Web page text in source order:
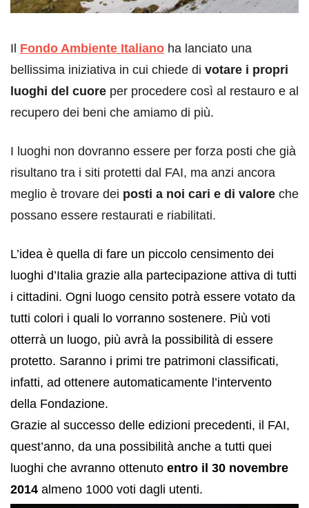
Il Fondo Ambiente Italiano ha lanciato una
bellissima iniziativa in cui chiede di votare i propri
luoghi del cuore per procedere così al restauro e al
recupero dei beni che amiamo di più.
I luoghi non dovranno essere per forza posti che già
risultano tra i siti protetti dal FAI, ma anzi ancora
meglio è trovare dei posti a noi cari e di valore che
possano essere restaurati e riabilitati.
L’idea è quella di fare un piccolo censimento dei
luoghi d’Italia grazie alla partecipazione attiva di tutti
i cittadini. Ogni luogo censito potrà essere votato da
tutti colori i quali lo vorranno sostenere. Più voti
otterrà un luogo, più avrà la possibilità di essere
protetto. Saranno i primi tre patrimoni classificati,
infatti, ad ottenere automaticamente l’intervento
della Fondazione.
Grazie al successo delle edizioni precedenti, il FAI,
quest’anno, da una possibilità anche a tutti quei
luoghi che avranno ottenuto entro il 30 novembre
2014 almeno 1000 voti dagli utenti.